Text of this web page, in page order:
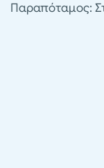
Παραπόταμος: